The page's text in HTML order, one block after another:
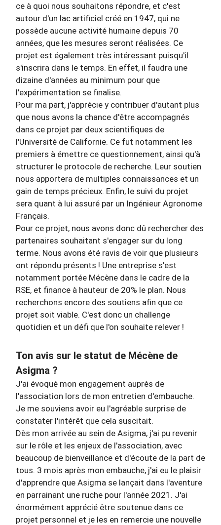
ce à quoi nous souhaitons répondre, et c'est
autour d'un lac artificiel créé en 1947, qui ne
possède aucune activité humaine depuis 70
années, que les mesures seront réalisées. Ce
projet est également très intéressant puisqu'il
s'inscrira dans le temps. En effet, il faudra une
dizaine d'années au minimum pour que
l'expérimentation se finalise.
Pour ma part, j'apprécie y contribuer d'autant plus
que nous avons la chance d'être accompagnés
dans ce projet par deux scientifiques de
l'Université de Californie. Ce fut notamment les
premiers à émettre ce questionnement, ainsi qu'à
structurer le protocole de recherche. Leur soutien
nous apportera de multiples connaissances et un
gain de temps précieux. Enfin, le suivi du projet
sera quant à lui assuré par un Ingénieur Agronome
Français.
Pour ce projet, nous avons donc dû rechercher des
partenaires souhaitant s'engager sur du long
terme. Nous avons été ravis de voir que plusieurs
ont répondu présents ! Une entreprise s'est
notamment portée Mécène dans le cadre de la
RSE, et finance à hauteur de 20% le plan. Nous
recherchons encore des soutiens afin que ce
projet soit viable. C'est donc un challenge
quotidien et un défi que l'on souhaite relever !
Ton avis sur le statut de Mécène de
Asigma ?
J'ai évoqué mon engagement auprès de
l'association lors de mon entretien d'embauche.
Je me souviens avoir eu l'agréable surprise de
constater l'intérêt que cela suscitait.
Dès mon arrivée au sein de Asigma, j'ai pu revenir
sur le rôle et les enjeux de l'association, avec
beaucoup de bienveillance et d'écoute de la part de
tous. 3 mois après mon embauche, j'ai eu le plaisir
d'apprendre que Asigma se lançait dans l'aventure
en parrainant une ruche pour l'année 2021. J'ai
énormément apprécié être soutenue dans ce
projet personnel et je les en remercie une nouvelle